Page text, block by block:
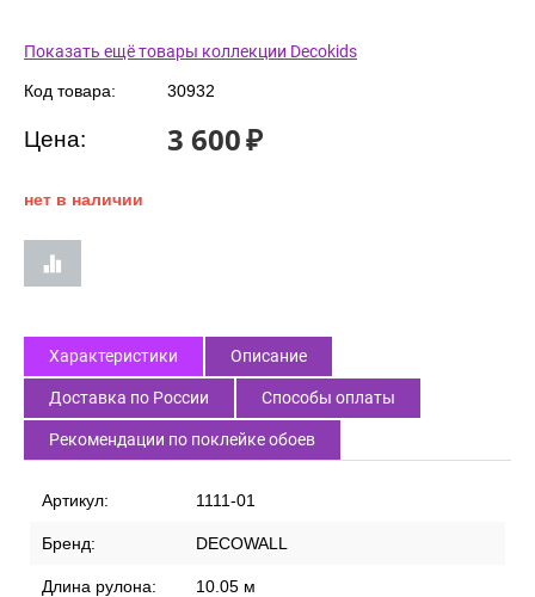
Показать ещё товары коллекции Decokids
Код товара: 30932
Цена: 3 600₽
нет в наличии
Характеристики Описание
Доставка по России Способы оплаты
Рекомендации по поклейке обоев
Артикул: 1111-01
Бренд: DECOWALL
Длина рулона: 10.05 м